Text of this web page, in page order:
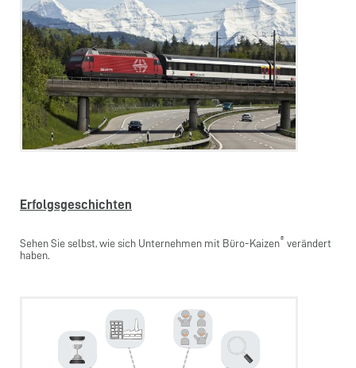
Erfolgsgeschichten
Sehen Sie selbst, wie sich Unternehmen mit Büro-Kaizen® verändert
haben.